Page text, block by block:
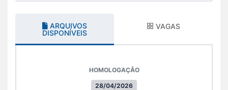
ARQUIVOS
DISPONÍVEIS
VAGAS
28/04/2026
HOMOLOGAÇÃO